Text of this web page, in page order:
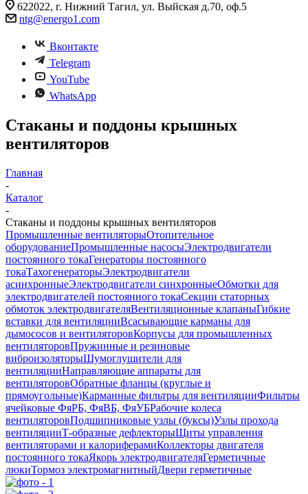
622022, г. Нижний Тагил, ул. Выйская д.70, оф.5
ntg@energo1.com
Вконтакте
Telegram
YouTube
WhatsApp
Стаканы и поддоны крышных
вентиляторов
Главная
-
Каталог
-
Стаканы и поддоны крышных вентиляторов
Промышленные вентиляторыОтопительное
оборудованиеПромышленные насосыЭлектродвигатели
постоянного токаГенераторы постоянного
токаТахогенераторыЭлектродвигатели
асинхронныеЭлектродвигатели синхронныеОбмотки для
электродвигателей постоянного токаСекции статорных
обмоток электродвигателяВентиляционные клапаныГибкие
вставки для вентиляцииВсасывающие карманы для
дымососов и вентиляторовКорпусы для промышленных
вентиляторовПружинные и резиновые
виброизоляторыШумоглушители для
вентиляцииНаправляющие аппараты для
вентиляторовОбратные фланцы (круглые и
прямоугольные)Карманные фильтры для вентиляцииФильтры
ячейковые ФяРБ, ФяВБ, ФяУБРабочие колеса
вентиляторовПодшипниковые узлы (буксы)Узлы прохода
вентиляцииТ-образные дефлекторыЩиты управления
вентиляторами и калориферамиКоллекторы двигателя
постоянного токаЯкорь электродвигателяГерметичные
люкиТормоз электромагнитныйДвери герметичные